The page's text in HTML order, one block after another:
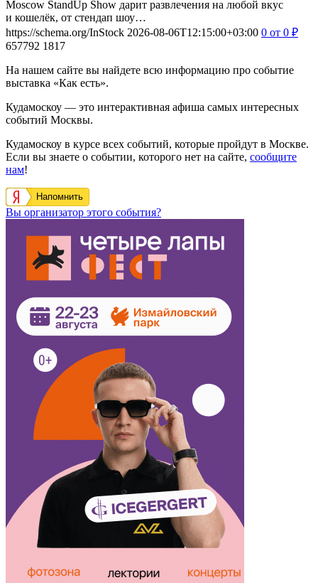
Moscow StandUp Show дарит развлечения на любой вкус
и кошелёк, от стендап шоу…
https://schema.org/InStock 2026-08-06T12:15:00+03:00 0 от 0 ₽
657792 1817
На нашем сайте вы найдете всю информацию про событие
выставка «Как есть».
Кудамоскоу — это интерактивная афиша самых интересных
событий Москвы.
Кудамоскоу в курсе всех событий, которые пройдут в Москве.
Если вы знаете о событии, которого нет на сайте, сообщите
нам!
Напомнить
Вы организатор этого события?